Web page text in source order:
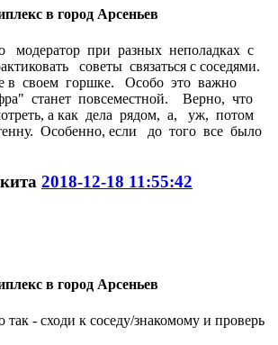
в город Арсеньев
модератор при разных неполадках с
советы связаться с соседями.
в своем горшке. Особо это важно
станет повсеместной. Верно, что
а как дела рядом, а, уж, потом
Особенно, если до того все было
2018-12-18 11:55:42
в город Арсеньев
так - сходи к соседу/знакомому и проверь